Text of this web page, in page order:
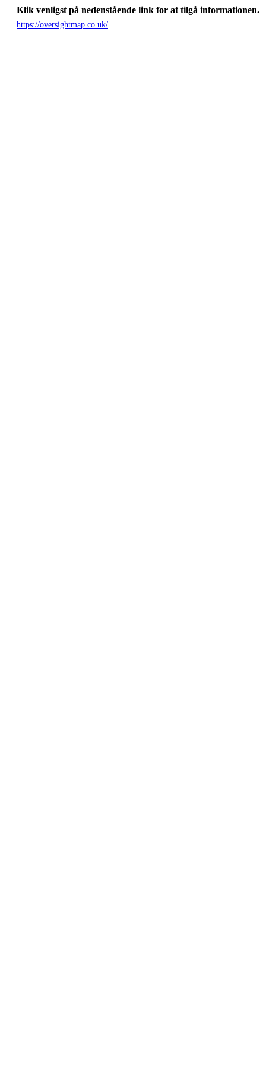
Klik venligst på nedenstående link for at tilgå informationen.
https://oversightmap.co.uk/